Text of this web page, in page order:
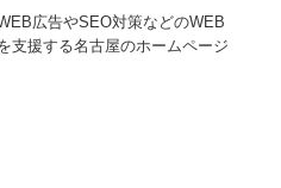
広告やSEO対策などのWEB
支援する名古屋のホームページ